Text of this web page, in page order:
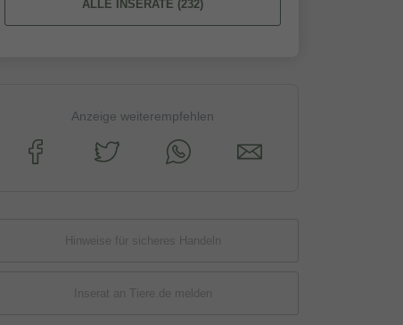
ALLE INSERATE (232)
Anzeige weiterempfehlen
Hinweise für sicheres Handeln
Inserat an Tiere.de melden